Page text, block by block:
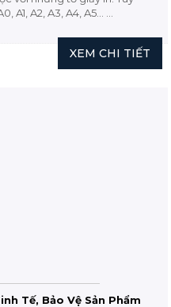
Nếu quý khách có nhu
0985.080.120hoặc
A2, A3, A4, A5… ...
XEM CHI TIẾT
Tế, Bảo Vệ Sản Phẩm